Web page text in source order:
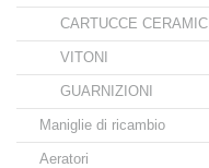
CARTUCCE
VITONI
GUARNIZIONI
Maniglie di ricambio
Aeratori